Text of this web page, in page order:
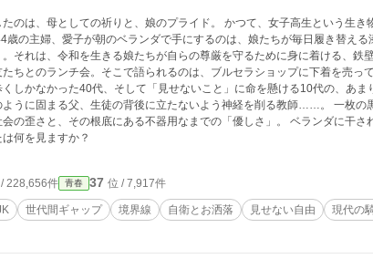
の祈りと、娘のプライド。 かつて、女子高生という生き物はもっと無防備
歳の主婦、愛子が朝のベランダで手にするのは、娘たちが毎日履き替える
それは、令和を生きる娘たちが自らの尊厳を守るために身に着ける、鉄
ちとのランチ会。そこで語られるのは、ブルセラショップに下着を売っ
しかなかった40代、そして「見せないこと」に命を懸ける10代の、あま
固まる父、生徒の背後に立たないよう神経を削る教師……。 一枚の黒い布を通して浮き
の歪さと、その根底にある不器用なまでの「優しさ」。 ベランダに干さ
何を見ますか？
228,656件 青春 37 位 / 7,917件
世代間ギャップ 境界線 自衛とお洒落 見せない自由
現代の